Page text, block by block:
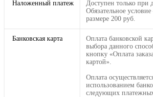
Наложенный платеж
Доступен только при
Обязательное
размере 200 руб.
Банковская карта
Оплата банковской
выбора данного
кнопку «Оплата
картой».
Оплата
использованием
следующих